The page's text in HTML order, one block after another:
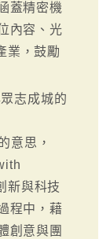
蓋精密機
內容、光
業，鼓勵
志成城的
意思，
新與科技
程中，藉
創意與團